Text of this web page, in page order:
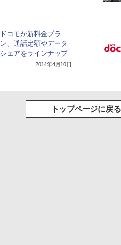
ドコモが新料金プラ
ン、通話定額やデータ
シェアをラインナップ
2014年4月10日
トップページに戻る